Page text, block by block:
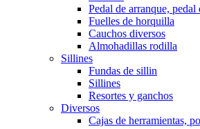
Pedal de arranque, pedal
Fuelles de horquilla
Cauchos diversos
Almohadillas rodilla
Sillines
Fundas de sillin
Sillines
Resortes y ganchos
Diversos
Cajas de herramientas,